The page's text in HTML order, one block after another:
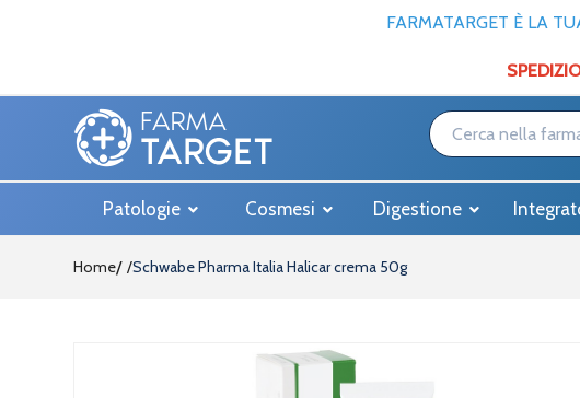
FARMATARGET È LA
Patologie Cosmesi Digestione
Home Schwabe Pharma Italia Halicar crema 50g